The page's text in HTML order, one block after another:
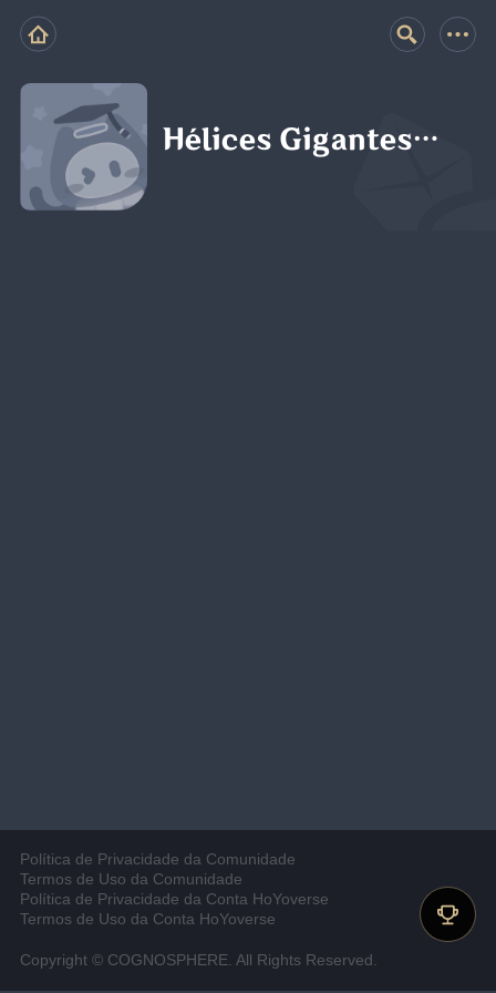
Hélices Gigantes…
Política de Privacidade da Comunidade
Termos de Uso da Comunidade
Política de Privacidade da Conta HoYoverse
Termos de Uso da Conta HoYoverse
Copyright © COGNOSPHERE. All Rights Reserved.